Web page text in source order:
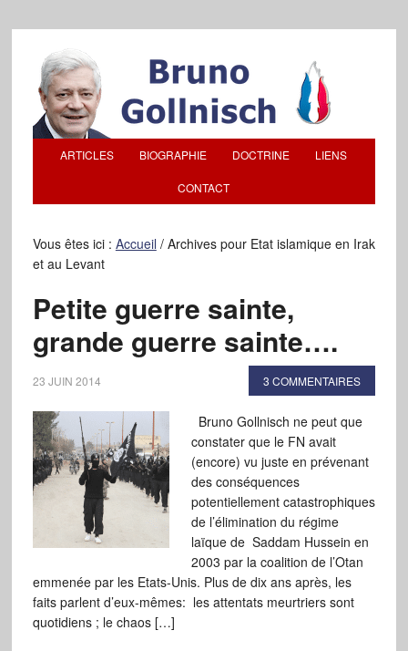
ARTICLES BIOGRAPHIE DOCTRINE LIENS
CONTACT
Vous êtes ici : Accueil /Archives pour Etat islamique en Irak
et au Levant
Petite guerre sainte,
grande guerre sainte….
23 JUIN 2014 3 COMMENTAIRES
Bruno Gollnisch ne peut que
constater que le FN avait
(encore) vu juste en prévenant
des conséquences
potentiellement catastrophiques
de l’élimination du régime
laïque de Saddam Hussein en
2003 par la coalition de l’Otan
emmenée par les Etats-Unis. Plus de dix ans après, les
faits parlent d’eux-mêmes: les attentats meurtriers sont
quotidiens ; le chaos […]